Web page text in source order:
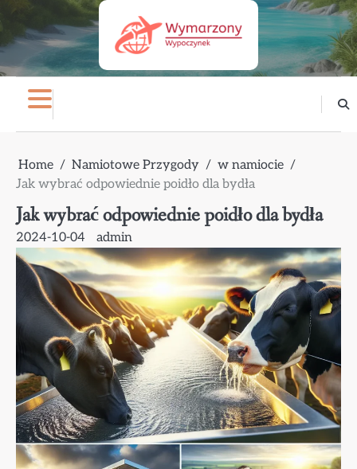
content
Home Namiotowe Przygody
w namiocie
Jak wybrać odpowiednie poidło dla bydła
Jak wybrać odpowiednie poidło dla bydła
2024-10-04 admin